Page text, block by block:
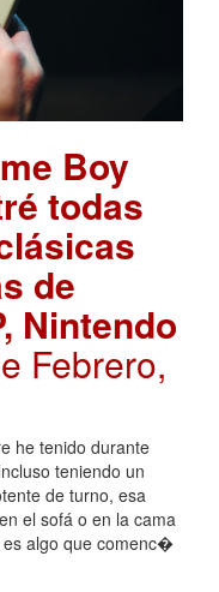
Boy
todas
de
Nintendo
Febrero,
he tenido durante
teniendo un
de turno, esa
el sofá o en la cama
es algo que comenc�